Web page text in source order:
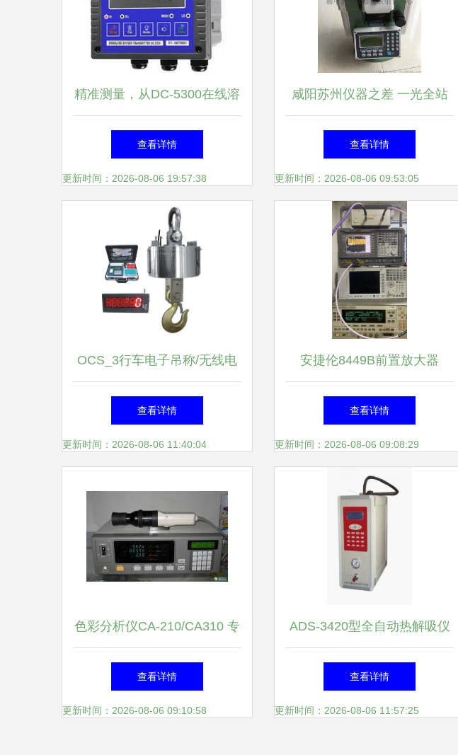
精准测量，从DC-5300在线溶
氧仪开始——上海洪富仪器仪
表的专业之选
查看详情
更新时间：2026-08-06 19:57:38
咸阳苏州仪器之差 一光全站
仪与榆中汇锦仪表销售中心的
精确对话
查看详情
更新时间：2026-08-06 09:53:05
OCS_3行车电子吊称/无线电
子吊钩磅 化工场景下的精准
称量解决方案
查看详情
更新时间：2026-08-06 11:40:04
安捷伦8449B前置放大器
30dBm增益性能解析与应用指
引
查看详情
更新时间：2026-08-06 09:08:29
色彩分析仪CA-210/CA310 专
业供应与租回收服务
查看详情
更新时间：2026-08-06 09:10:58
ADS-3420型全自动热解吸仪
精准解析，高效自控
查看详情
更新时间：2026-08-06 11:57:25